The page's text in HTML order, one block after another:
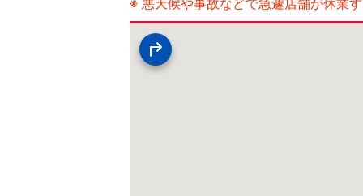
※ 悪天候や事故などで急遽店舗が休業